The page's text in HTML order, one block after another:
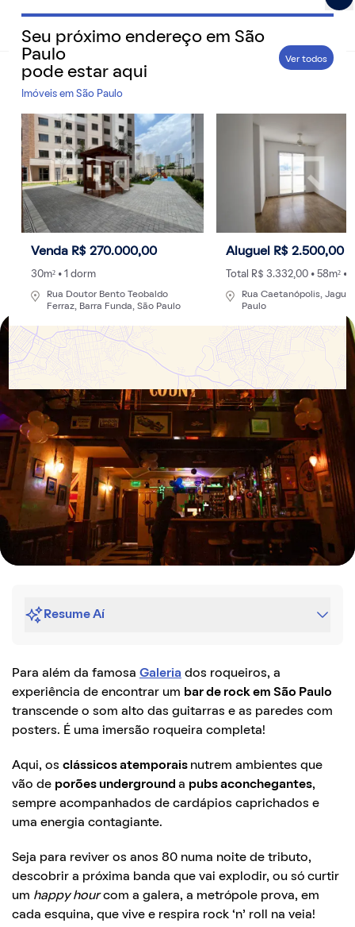
QuintoAndar Guias - Inspiração e tudo o que você
Home> Cidades
Bar de rock em São Paulo: 8 lugares para curtir
o som na capital
De porões underground a pubs temáticos, descubra
onde os bares de rock ganham vida na cidade com
cardápios exclusivos, tributos épicos e a energia que só
São Paulo oferece.
PorRedação- 18/06/2025 às 12:34
Atualizado: 11/02/2026 às 17:58
Resume Aí
Para além da famosa Galeria dos roqueiros, a
experiência de encontrar um bar de rock em São Paulo
transcende o som alto das guitarras e as paredes com
posters. É uma imersão roqueira completa!
Aqui, os clássicos atemporais nutrem ambientes que
vão de porões underground a pubs aconchegantes,
sempre acompanhados de cardápios caprichados e
uma energia contagiante.
Seja para reviver os anos 80 numa noite de tributo,
descobrir a próxima banda que vai explodir, ou só curtir
um happy hourcom a galera, a metrópole prova, em
cada esquina, que vive e respira rock ‘n’ roll na veia!
Seu próximo endereço emSão
Paulo
pode estar aqui
Imóveis emSão Paulo
Ver todos
Venda R$ 270.000,00
30m² • 1 dorm
Rua Doutor Bento Teobaldo
Ferraz, Barra Funda, São Paulo
Aluguel R$ 2.500,00
Total R$ 3.332,00 • 58m² •
Rua Caetanópolis,
Paulo